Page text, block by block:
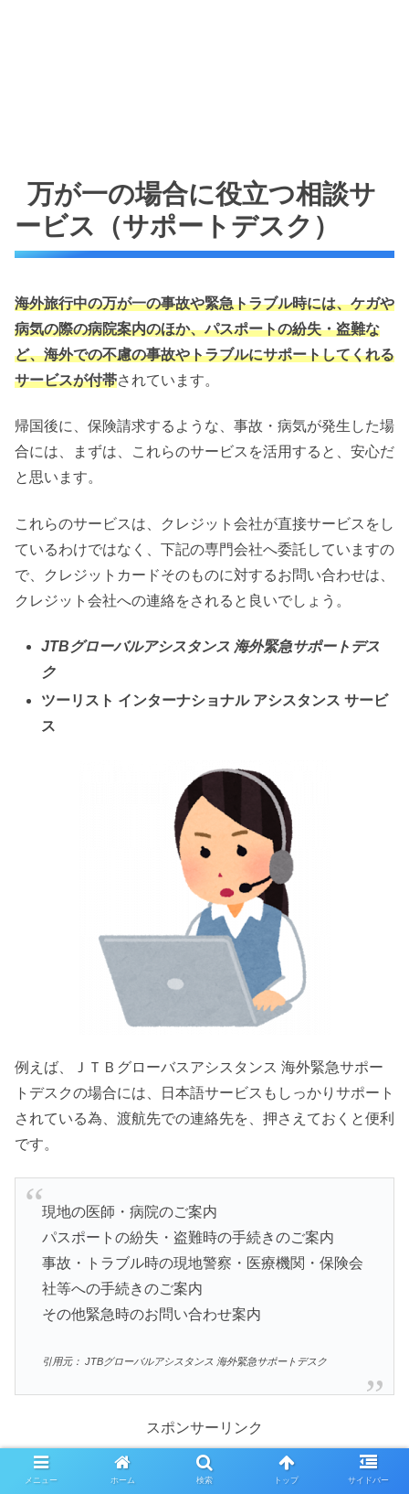
万が一の場合に役立つ相談サ
ービス（サポートデスク）
海外旅行中の万が一の事故や緊急トラブル時には、ケガや
病気の際の病院案内のほか、パスポートの紛失・盗難な
ど、海外での不慮の事故やトラブルにサポートしてくれる
サービスが付帯されています。
帰国後に、保険請求するような、事故・病気が発生した場
合には、まずは、これらのサービスを活用すると、安心だ
と思います。
これらのサービスは、クレジット会社が直接サービスをし
ているわけではなく、下記の専門会社へ委託していますの
で、クレジットカードそのものに対するお問い合わせは、
クレジット会社への連絡をされると良いでしょう。
JTBグローバルアシスタンス 海外緊急サポートデス
ク
ツーリスト インターナショナル アシスタンス サービ
ス
例えば、ＪＴＢグローバスアシスタンス 海外緊急サポー
トデスクの場合には、日本語サービスもしっかりサポート
されている為、渡航先での連絡先を、押さえておくと便利
です。
現地の医師・病院のご案内
パスポートの紛失・盗難時の手続きのご案内
事故・トラブル時の現地警察・医療機関・保険会
社等への手続きのご案内
その他緊急時のお問い合わせ案内
引用元： JTBグローバルアシスタンス 海外緊急サポートデスク
スポンサーリンク
メニュー ホーム 検索 トップ サイドバー